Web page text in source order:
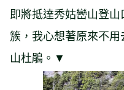
即將抵達秀姑巒山登
簇，我心想著原來不
山杜鵑。▼